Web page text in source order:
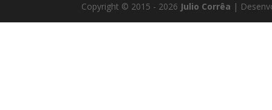
Copyright © 2015 - 2026 Julio Corrêa |